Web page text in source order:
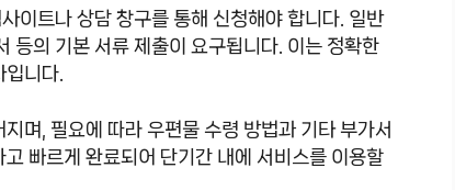
이트나 상담 창구를 통해 신청해야 합니다. 일반
등의 기본 서류 제출이 요구됩니다. 이는 정확한
니다.
며, 필요에 따라 우편물 수령 방법과 기타 부가서
빠르게 완료되어 단기간 내에 서비스를 이용할